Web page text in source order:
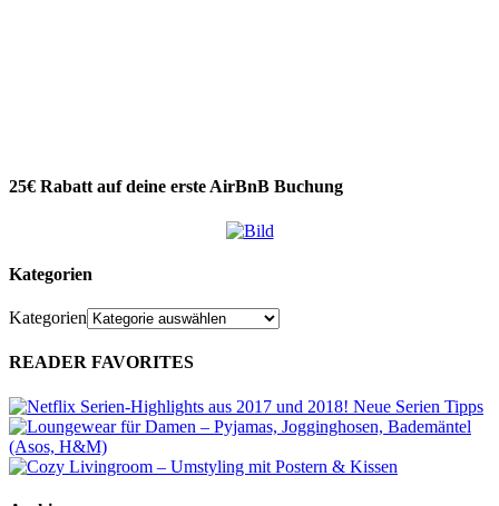
25€ Rabatt auf deine erste AirBnB Buchung
Kategorien
Kategorien
READER FAVORITES